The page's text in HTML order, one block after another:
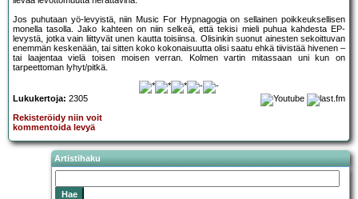
Jos puhutaan yö-levyistä, niin Music For Hypnagogia on sellainen poikkeuksellisen
monella tasolla. Jako kahteen on niin selkeä, että tekisi mieli puhua kahdesta EP-
levystä, jotka vain liittyvät unen kautta toisiinsa. Olisinkin suonut ainesten sekoittuvan
enemmän keskenään, tai sitten koko kokonaisuutta olisi saatu ehkä tiivistää hivenen –
tai laajentaa vielä toisen moisen verran. Kolmen vartin mitassaan uni kun on
tarpeettoman lyhyt/pitkä.
Lukukertoja: 2305
Rekisteröidy niin voit
kommentoida levyä
Artistihaku